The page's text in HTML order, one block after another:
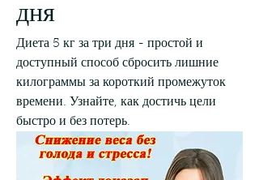
дня
Диета 5 кг за три дня - простой и
доступный способ сбросить лишние
килограммы за короткий промежуток
времени. Узнайте, как достичь цели
быстро и без потерь.